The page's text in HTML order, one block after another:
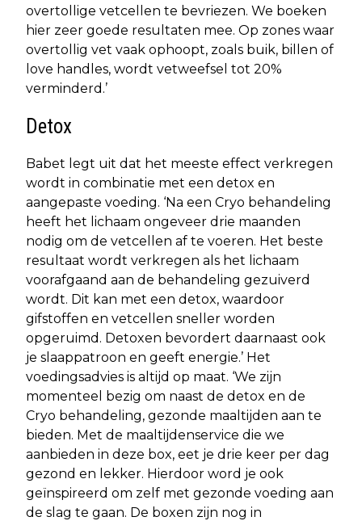
overtollige vetcellen te bevriezen. We boeken
hier zeer goede resultaten mee. Op zones waar
overtollig vet vaak ophoopt, zoals buik, billen of
love handles, wordt vetweefsel tot 20%
verminderd.’
Detox
Babet legt uit dat het meeste effect verkregen
wordt in combinatie met een detox en
aangepaste voeding. ‘Na een Cryo behandeling
heeft het lichaam ongeveer drie maanden
nodig om de vetcellen af te voeren. Het beste
resultaat wordt verkregen als het lichaam
voorafgaand aan de behandeling gezuiverd
wordt. Dit kan met een detox, waardoor
gifstoffen en vetcellen sneller worden
opgeruimd. Detoxen bevordert daarnaast ook
je slaappatroon en geeft energie.’ Het
voedingsadvies is altijd op maat. ‘We zijn
momenteel bezig om naast de detox en de
Cryo behandeling, gezonde maaltijden aan te
bieden. Met de maaltijdenservice die we
aanbieden in deze box, eet je drie keer per dag
gezond en lekker. Hierdoor word je ook
geïnspireerd om zelf met gezonde voeding aan
de slag te gaan. De boxen zijn nog in